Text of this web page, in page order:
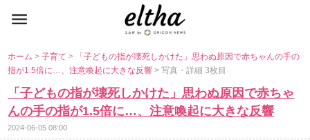
ホーム>子育て>
「子どもの指が壊死しかけた」思わぬ原因で赤ちゃんの手の
指が1.5倍に…、注意喚起に大きな反響> 写真・詳細 3枚目
「子どもの指が壊死しかけた」思わぬ原因で赤ちゃ
んの手の指が1.5倍に…、注意喚起に大きな反響
2024-06-05 08:00